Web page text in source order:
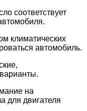
соответствует
климатических
автомобиль.
на
для двигателя